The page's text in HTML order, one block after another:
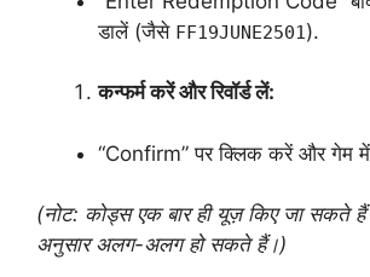
डालें (जैसे FF19JUNE2501).
कन्फर्म करें और रिवॉर्ड लें:
“Confirm” पर क्लिक करें और गेम
(नोट: कोड्स एक बार ही यूज़ किए जा सकते
अनुसार अलग-अलग हो सकते हैं।)